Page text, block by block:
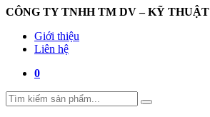
CÔNG TY TNHH TM DV – KỸ
Giới thiệu
Liên hệ
0